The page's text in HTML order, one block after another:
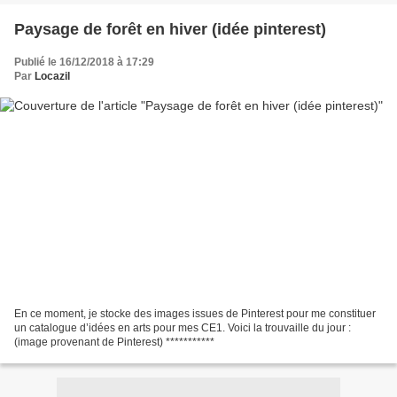
Paysage de forêt en hiver (idée pinterest)
Publié le 16/12/2018 à 17:29
Par Locazil
En ce moment, je stocke des images issues de Pinterest pour me constituer
un catalogue d’idées en arts pour mes CE1. Voici la trouvaille du jour :
(image provenant de Pinterest) ***********